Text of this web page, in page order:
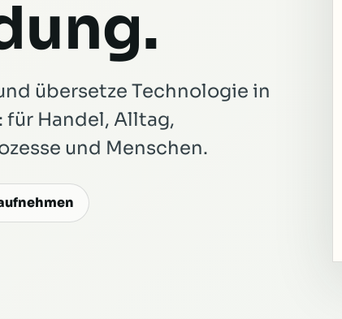
übersetze Technologie in
Handel, Alltag,
und Menschen.